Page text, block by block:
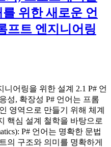
위한 새로운 언
프트 엔지니어링
니어링을 위한 설계 2.1 P# 언
성, 확장성 P# 언어는 프롬
영역으로 만들기 위해 체계
핵심 설계 철학을 바탕으로
P# 언어는 명확한 문법
의 구조와 의미를 명확하게